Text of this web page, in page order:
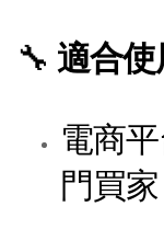
🔧 適合使
電商
門買家